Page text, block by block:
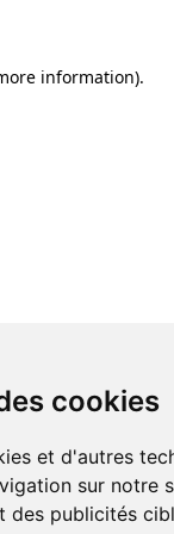
cookies
et d'autres
sur notre
des publicités
information).